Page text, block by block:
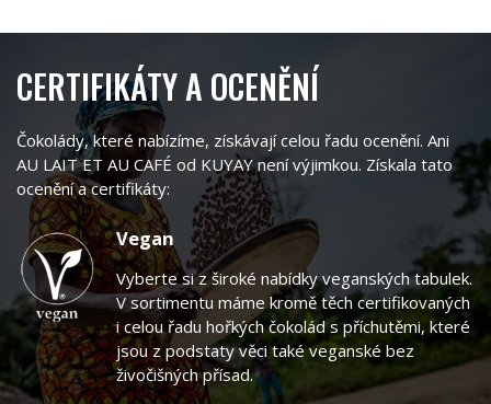
CERTIFIKÁTY A OCENĚNÍ
Čokolády, které nabízíme, získávají celou řadu ocenění. Ani
AU LAIT ET AU CAFÉ od KUYAY není výjimkou. Získala tato
ocenění a certifikáty:
Vegan
Vyberte si z široké nabídky veganských tabulek.
V sortimentu máme kromě těch certifikovaných
i celou řadu hořkých čokolád s příchutěmi, které
jsou z podstaty věci také veganské bez
živočišných přísad.